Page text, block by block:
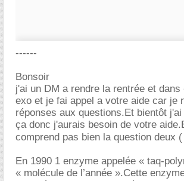
------
Bonsoir
j'ai un DM a rendre la rentrée et
exo et je fai appel a votre aide car je
réponses aux questions.Et bientôt
ça donc j'aurais besoin de votre
comprend pas bien la question deux
En 1990 1 enzyme appelée « taq-
« molécule de l’année ».Cette